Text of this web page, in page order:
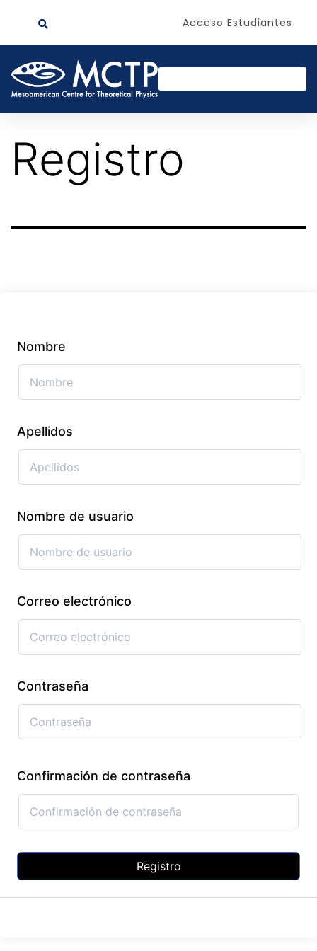
Acceso Estudiantes
Registro
Nombre
Apellidos
Nombre de usuario
Correo electrónico
Contraseña
Confirmación de contraseña
Registro